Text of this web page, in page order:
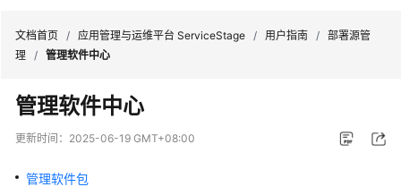
新
动
文档首页 / 应用管理与运维平台 ServiceStage / 用户指南 / 部署源管
理 / 管理软件中心
管理软件中心
更新时间： 2025-06-19 GMT+08:00
管理软件包